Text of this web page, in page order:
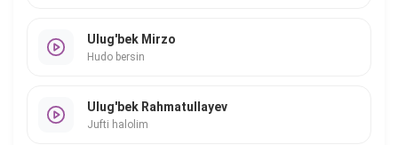
Ulug'bek Mirzo
Hudo bersin
Ulug'bek Rahmatullayev
Jufti halolim